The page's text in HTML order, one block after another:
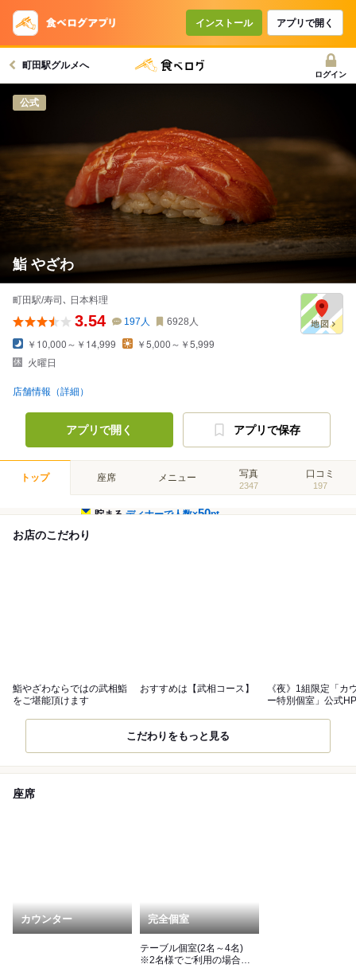
インストール アプリで開く
町田駅グルメへ
ログイン
公式
鮨 やざわ
町田駅/寿司､ 日本料理
3.54 197 人 6928 人
￥10,000～￥14,999
￥5,000～￥5,999
火曜日
店舗情報（詳細）
アプリで開く アプリで保存
トップ 座席 メニュー 写真
2347
口コミ
197
貯まるディナーで人数×50pt
お店のこだわり
鮨やざわならではの武相鮨
をご堪能頂けます
おすすめは【武相コース】
《夜》1組限定「カ
ー特別個室」公式
こだわりをもっと見る
座席
カウンター 完全個室
テーブル個室(2名～4名)
※2名様でご利用の場合、